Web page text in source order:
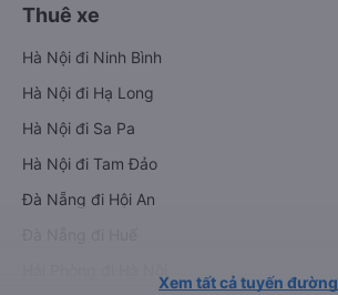
Thuê xe
Hà Nội đi Ninh Bình
Hà Nội đi Hạ Long
Hà Nội đi Sa Pa
Hà Nội đi Tam Đảo
Đà Nẵng đi Hội An
Xem tất cả tuyến đường